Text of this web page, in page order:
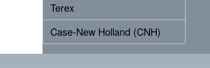
Terex
Case-New Holland (CNH)